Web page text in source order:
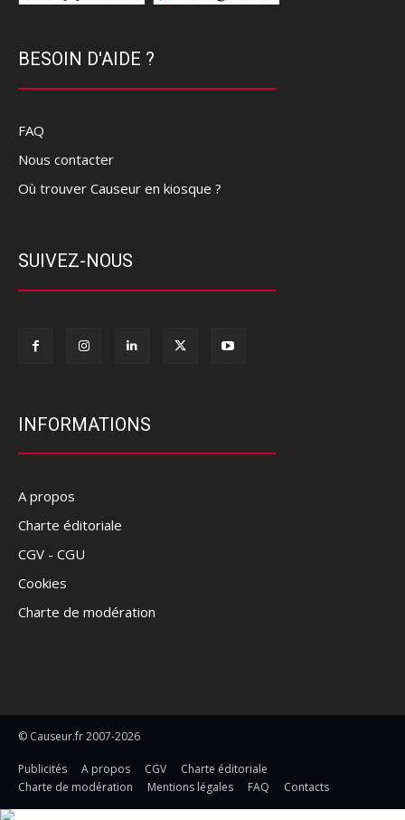
BESOIN D'AIDE ?
FAQ
Nous contacter
Où trouver Causeur en kiosque ?
SUIVEZ-NOUS
INFORMATIONS
A propos
Charte éditoriale
CGV - CGU
Cookies
Charte de modération
© Causeur.fr 2007-2026
Publicités A propos CGV
Charte éditoriale
Charte de modération
Mentions légales FAQ Contacts